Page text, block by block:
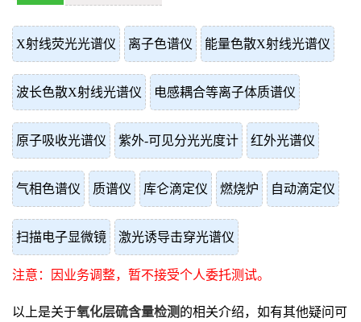
X射线荧光光谱仪 离子色谱仪 能量色散X射线光谱仪
波长色散X射线光谱仪 电感耦合等离子体质谱仪
原子吸收光谱仪 紫外-可见分光光度计 红外光谱仪
气相色谱仪 质谱仪 库仑滴定仪 燃烧炉 自动滴定仪
扫描电子显微镜 激光诱导击穿光谱仪
注意：因业务调整，暂不接受个人委托测试。
以上是关于氧化层硫含量检测 的相关介绍，如有其他疑问可